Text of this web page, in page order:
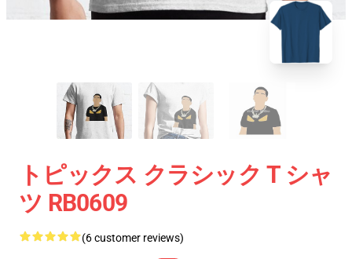
トピックス クラシック T シャ
ツ RB0609
(6 customer reviews)